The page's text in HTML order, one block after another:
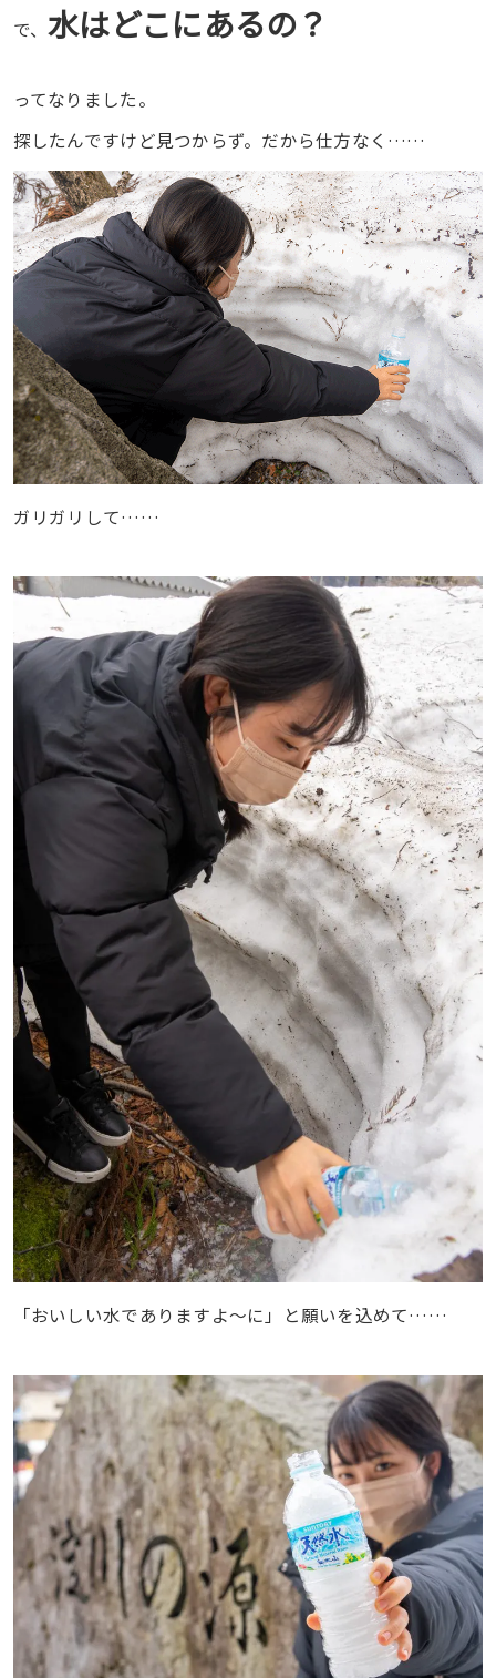
で、水はどこにあるの？
ってなりました。
探したんですけど見つからず。だから仕方なく……
ガリガリして……
「おいしい水でありますよ〜に」と願いを込めて……